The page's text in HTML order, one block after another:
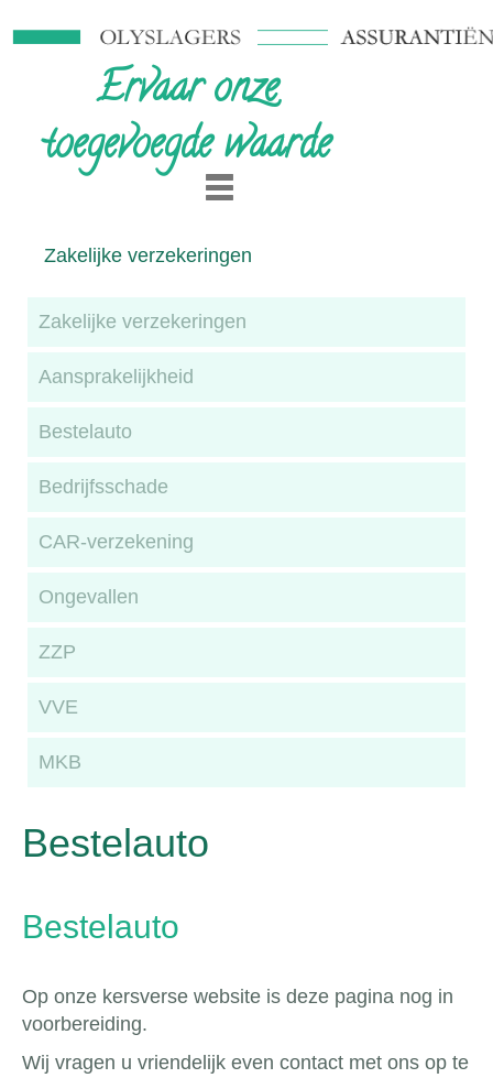
Ervaar onze
toegevoegde waarde
Zakelijke verzekeringen
Zakelijke verzekeringen
Aansprakelijkheid
Bestelauto
Bedrijfsschade
CAR-verzekening
Ongevallen
ZZP
VVE
MKB
Bestelauto
Bestelauto
Op onze kersverse website is deze pagina nog in
voorbereiding.
Wij vragen u vriendelijk even contact met ons op te